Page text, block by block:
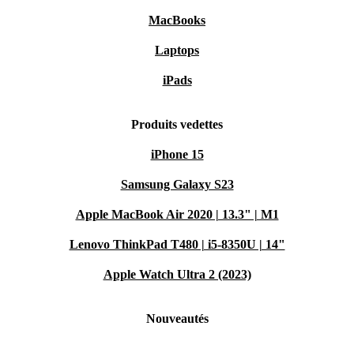
MacBooks
Laptops
iPads
Produits vedettes
iPhone 15
Samsung Galaxy S23
Apple MacBook Air 2020 | 13.3" | M1
Lenovo ThinkPad T480 | i5-8350U | 14"
Apple Watch Ultra 2 (2023)
Nouveautés